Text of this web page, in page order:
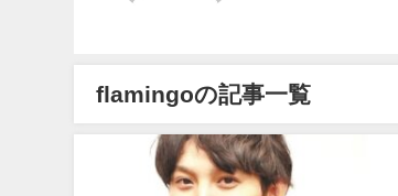
flamingoの記事一覧